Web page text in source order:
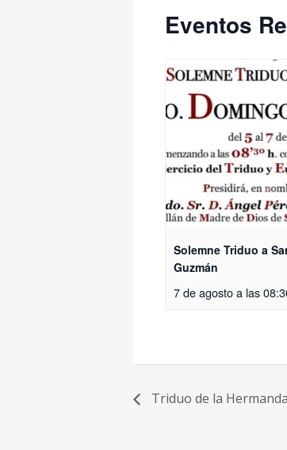
Eventos
Solemne Triduo a
Guzmán
7 de agosto a las
Triduo de la